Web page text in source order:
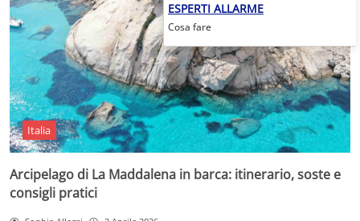
Italia
Arcipelago di La Maddalena in barca: itinerario, soste e
consigli pratici
ESPERTI ALLARME
Cosa fare